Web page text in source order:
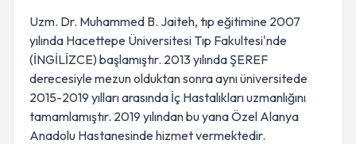
Uzm. Dr. Muhammed B. Jaiteh, tıp eğitimine 2007
yılında Hacettepe Üniversitesi Tıp Fakultesi'nde
(İNGİLİZCE) başlamıştır. 2013 yılında ŞEREF
derecesiyle mezun olduktan sonra aynı üniversitede
2015-2019 yılları arasında İç Hastalıkları uzmanlığını
tamamlamıştır. 2019 yılından bu yana Özel Alanya
Anadolu Hastanesinde hizmet vermektedir.